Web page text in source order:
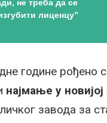
не треба да се
лиценцу”
године
најмање у
завода за